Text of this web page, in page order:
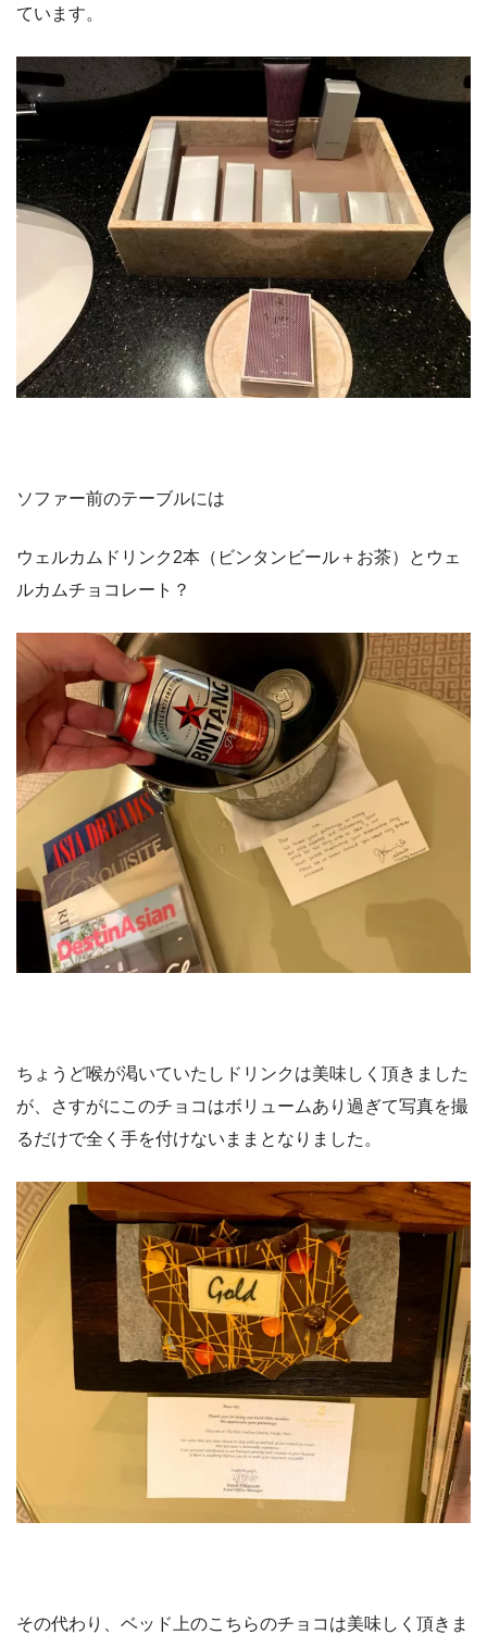
ています。
ソファー前のテーブルには
ウェルカムドリンク2本（ビンタンビール＋お茶）とウェ
ルカムチョコレート？
ちょうど喉が渇いていたしドリンクは美味しく頂きました
が、さすがにこのチョコはボリュームあり過ぎて写真を撮
るだけで全く手を付けないままとなりました。
その代わり、ベッド上のこちらのチョコは美味しく頂きま